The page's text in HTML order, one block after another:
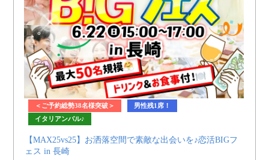
＜ご予約総勢38名様突破＞
男性残1席！
イタリアンバル♪
【MAX25vs25】お洒落空間で素敵な出会いを♪恋活BIGフ
ェス in 長崎